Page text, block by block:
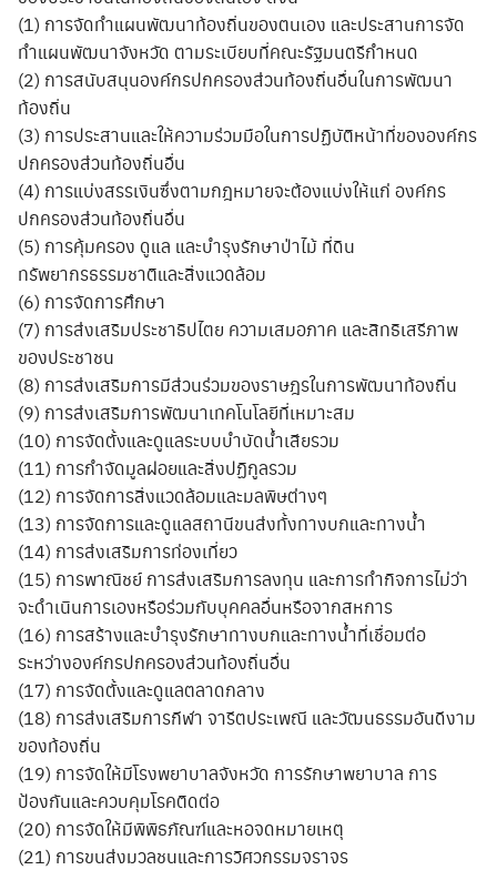
Search
for:
(1) การจัดทำแผนพัฒนาท้องถิ่นของตนเอง และประสานการจัด
ทำแผนพัฒนาจังหวัด ตามระเบียบที่คณะรัฐมนตรีกำหนด
(2) การสนับสนุนองค์กรปกครองส่วนท้องถิ่นอื่นในการพัฒนา
ท้องถิ่น
(3) การประสานและให้ความร่วมมือในการปฏิบัติหน้าที่ขององค์กร
ปกครองส่วนท้องถิ่นอื่น
(4) การแบ่งสรรเงินซึ่งตามกฎหมายจะต้องแบ่งให้แก่ องค์กร
ปกครองส่วนท้องถิ่นอื่น
(5) การคุ้มครอง ดูแล และบำรุงรักษาป่าไม้ ที่ดิน
ทรัพยากรธรรมชาติและสิ่งแวดล้อม
(6) การจัดการศึกษา
(7) การส่งเสริมประชาธิปไตย ความเสมอภาค และสิทธิเสรีภาพ
ของประชาชน
(8) การส่งเสริมการมีส่วนร่วมของราษฎรในการพัฒนาท้องถิ่น
(9) การส่งเสริมการพัฒนาเทคโนโลยีที่เหมาะสม
(10) การจัดตั้งและดูแลระบบบำบัดน้ำเสียรวม
(11) การกำจัดมูลฝอยและสิ่งปฏิกูลรวม
(12) การจัดการสิ่งแวดล้อมและมลพิษต่างๆ
(13) การจัดการและดูแลสถานีขนส่งทั้งทางบกและทางน้ำ
(14) การส่งเสริมการท่องเที่ยว
(15) การพาณิชย์ การส่งเสริมการลงทุน และการทำกิจการไม่ว่า
จะดำเนินการเองหรือร่วมกับบุคคลอื่นหรือจากสหการ
(16) การสร้างและบำรุงรักษาทางบกและทางน้ำที่เชื่อมต่อ
ระหว่างองค์กรปกครองส่วนท้องถิ่นอื่น
(17) การจัดตั้งและดูแลตลาดกลาง
(18) การส่งเสริมการกีฬา จารีตประเพณี และวัฒนธรรมอันดีงาม
ของท้องถิ่น
(19) การจัดให้มีโรงพยาบาลจังหวัด การรักษาพยาบาล การ
ป้องกันและควบคุมโรคติดต่อ
(20) การจัดให้มีพิพิธภัณฑ์และหอจดหมายเหตุ
(21) การขนส่งมวลชนและการวิศวกรรมจราจร